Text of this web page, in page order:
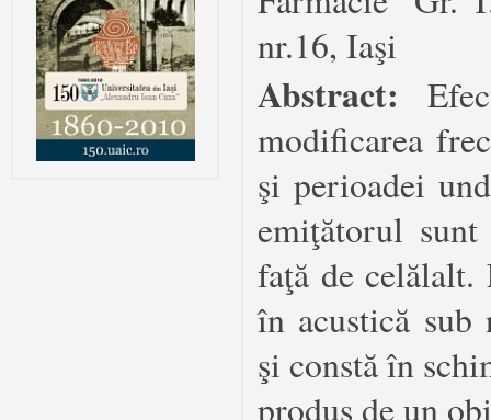
nr.16, Iaşi
Abstract:
modificarea
şi perioadei
emiţătorul
faţă de celălalt.
în acustică sub
şi constă în
produs de un